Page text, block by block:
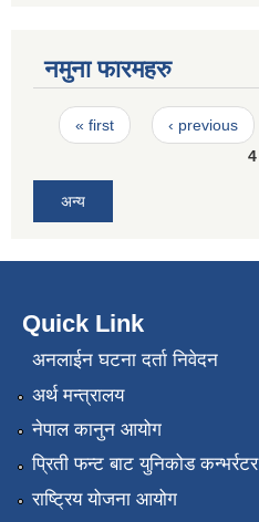
नमुना फारमहरु
Pages
« first ‹ previous
4
अन्य
Quick Link
अनलाईन घटना दर्ता निवेदन
अर्थ मन्त्रालय
नेपाल कानुन आयोग
प्रिती फन्ट बाट युनिकोड कन्भर्रटर
राष्ट्रिय योजना आयोग